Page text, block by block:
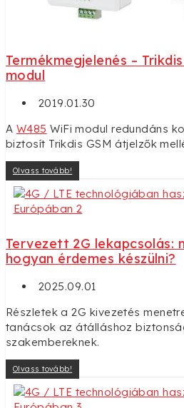
Termékmegjelenés –
modul
2019.01.30
A W485 WiFi modul redundáns
biztosít Trikdis GSM átjelzők
Olvass tovább!
Tervezett 2G lekapcsolás:
hogyan érdemes készülni?
2025.09.01
Részletek a 2G kivezetés
tanácsok az átálláshoz
szakembereknek.
Olvass tovább!